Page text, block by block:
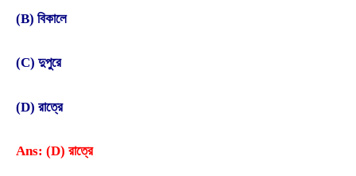
(B) বিকালে
(C) দুপুরে
(D) রাত্রে
Ans: (D) রাত্রে